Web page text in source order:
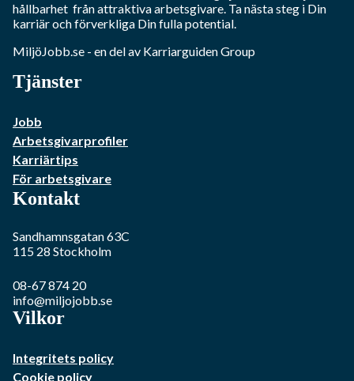
hållbarhet från attraktiva arbetsgivare. Ta nästa steg i Din
karriär och förverkliga Din fulla potential.
MiljöJobb.se - en del av Karriarguiden Group
Tjänster
Jobb
Arbetsgivarprofiler
Karriärtips
För arbetsgivare
Kontakt
Sandhamnsgatan 63C
115 28 Stockholm
08-67 874 20
info@miljojobb.se
Vilkor
Integritets policy
Cookie policy